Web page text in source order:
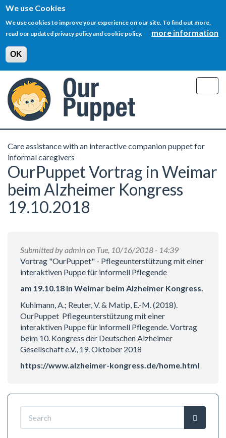
We use Cookies
We use cookies to improve your experience on our site. To find out more,
read our updated privacy policy and cookie policy.
more information
OK
main
content
Care assistance with an interactive companion puppet for
informal caregivers
OurPuppet Vortrag in Weimar
beim Alzheimer Kongress
19.10.2018
Submitted byadminon Tue, 10/16/2018 - 14:39
Vortrag "OurPuppet" - Pflegeunterstützung mit einer
interaktiven Puppe für informell Pflegende
am 19.10.18 in Weimar beim Alzheimer Kongress.
Kuhlmann, A.; Reuter, V. & Matip, E.-M. (2018).
OurPuppet  Pflegeunterstützung mit einer
interaktiven Puppe für informell Pflegende. Vortrag
beim 10. Kongress der Deutschen Alzheimer
Gesellschaft e.V., 19. Oktober 2018
https://www.alzheimer-kongress.de/home.html
Search
form